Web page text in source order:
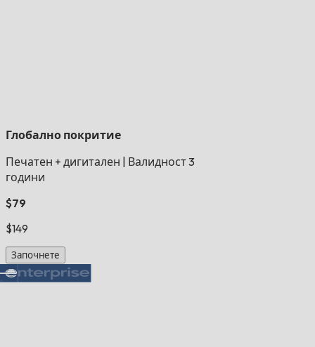
Глобално покритие
Печатен + дигитален
Валидност 3
години
$79
$149
Започнете